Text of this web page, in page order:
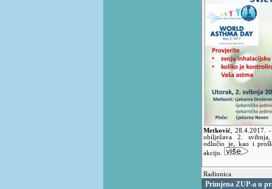
Metković ,28.4.2017. -
obilježava 2.
odlučio je, kao i
akciju.
Radionica
Primjena ZUP-a u